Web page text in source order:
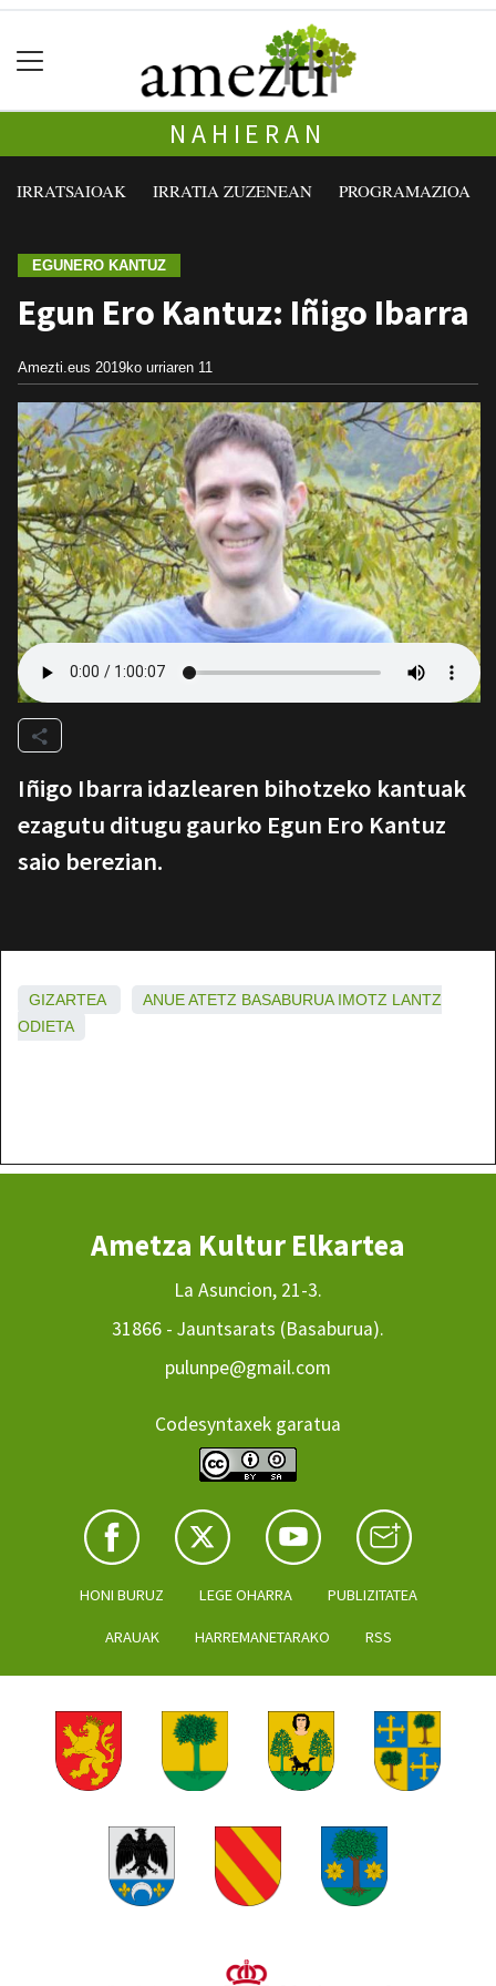
NAHIERAN
IRRATSAIOAK IRRATIA ZUZENEAN PROGRAMAZIOA
EGUNERO KANTUZ
Egun Ero Kantuz: Iñigo Ibarra
Amezti.eus 2019ko urriaren 11
Iñigo Ibarra idazlearen bihotzeko kantuak
ezagutu ditugu gaurko Egun Ero Kantuz
saio berezian.
GIZARTEA ANUEATETZ BASABURUA IMOTZ LANTZ
ODIETA
Ametza Kultur Elkartea
La Asuncion, 21-3.
31866 - Jauntsarats (Basaburua).
pulunpe@gmail.com
Codesyntaxek garatua
HONI BURUZ LEGE OHARRA PUBLIZITATEA
ARAUAK HARREMANETARAKO RSS